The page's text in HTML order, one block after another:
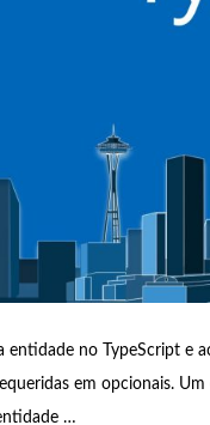
no TypeScript e
em opcionais.
…